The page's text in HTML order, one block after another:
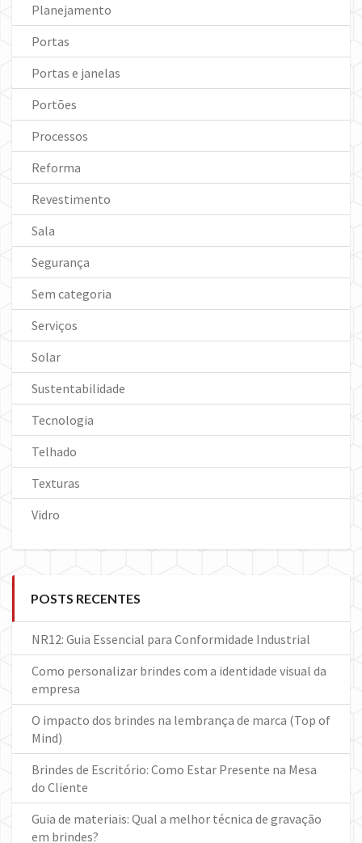
Planejamento
Portas
Portas e janelas
Portões
Processos
Reforma
Revestimento
Sala
Segurança
Sem categoria
Serviços
Solar
Sustentabilidade
Tecnologia
Telhado
Texturas
Vidro
POSTS RECENTES
NR12: Guia Essencial para Conformidade Industrial
Como personalizar brindes com a identidade visual da
empresa
O impacto dos brindes na lembrança de marca (Top of
Mind)
Brindes de Escritório: Como Estar Presente na Mesa
do Cliente
Guia de materiais: Qual a melhor técnica de gravação
em brindes?